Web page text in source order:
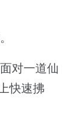
对一道仙
快速拂